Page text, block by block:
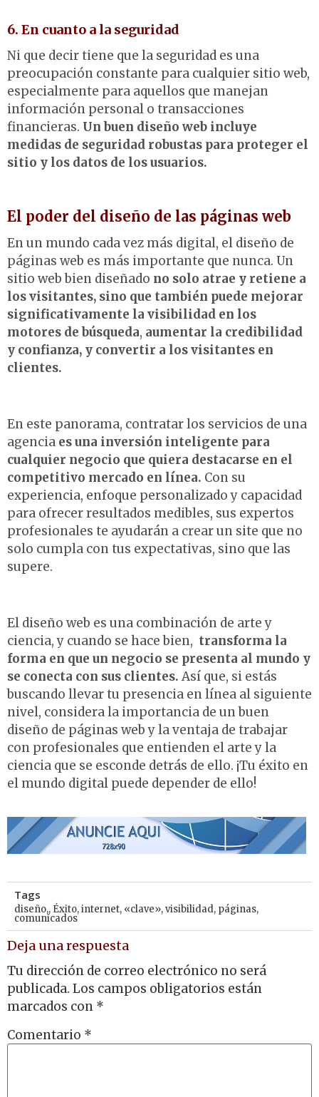
6. En cuanto a la seguridad
Ni que decir tiene que la seguridad es una
preocupación constante para cualquier sitio web,
especialmente para aquellos que manejan
información personal o transacciones
financieras. Un buen diseño web incluye
medidas de seguridad robustas para proteger el
sitio y los datos de los usuarios.
El poder del diseño de las páginas web
En un mundo cada vez más digital, el diseño de
páginas web es más importante que nunca. Un
sitio web bien diseñado no solo atrae y retiene a
los visitantes, sino que también puede mejorar
significativamente la visibilidad en los
motores de búsqueda, aumentar la credibilidad
y confianza, y convertir a los visitantes en
clientes.
En este panorama, contratar los servicios de una
agencia es una inversión inteligente para
cualquier negocio que quiera destacarse en el
competitivo mercado en línea. Con su
experiencia, enfoque personalizado y capacidad
para ofrecer resultados medibles, sus expertos
profesionales te ayudarán a crear un site que no
solo cumpla con tus expectativas, sino que las
supere.
El diseño web es una combinación de arte y
ciencia, y cuando se hace bien, transforma la
forma en que un negocio se presenta al mundo y
se conecta con sus clientes. Así que, si estás
buscando llevar tu presencia en línea al siguiente
nivel, considera la importancia de un buen
diseño de páginas web y la ventaja de trabajar
con profesionales que entienden el arte y la
ciencia que se esconde detrás de ello. ¡Tu éxito en
el mundo digital puede depender de ello!
Tags
diseño,, Éxito,internet, «clave»,visibilidad, páginas,
comunicados
Deja una respuesta
Tu dirección de correo electrónico no será
publicada. Los campos obligatorios están
marcados con *
Comentario *